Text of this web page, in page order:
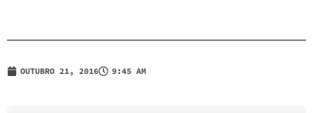
OUTUBRO 21, 2016 9:45 AM